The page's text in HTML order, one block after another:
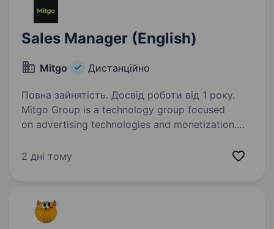
Sales Manager (English)
Mitgo Дистанційно
Повна зайнятість. Досвід роботи від 1 року.
Mitgo Group is a technology group focused
on advertising technologies and monetization.
products with website owners and bloggers who
2 дні тому